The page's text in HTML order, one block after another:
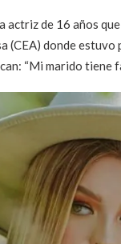
actriz de 16 años
(CEA) donde
“Mi marido tiene